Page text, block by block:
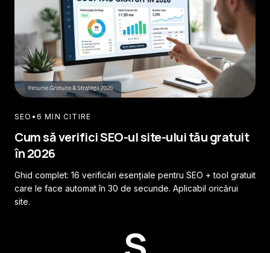
SEO • 6 MIN CITIRE
Cum să verifici SEO-ul site-ului tău gratuit
în 2026
Ghid complet: 16 verificări esențiale pentru SEO + tool gratuit
care le face automat în 30 de secunde. Aplicabil oricărui
site.